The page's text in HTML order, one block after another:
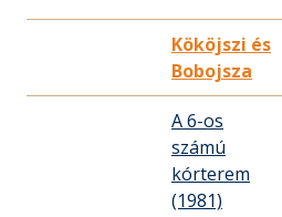
Kököjszi és
Bobojsza
A 6-os
számú
kórterem
(1981)